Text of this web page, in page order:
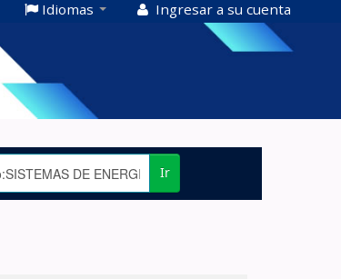
Idiomas Ingresar a su cuenta
Ir